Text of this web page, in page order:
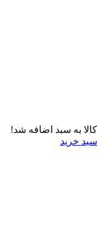
کالا به سبد اضافه شد!
سبد خرید